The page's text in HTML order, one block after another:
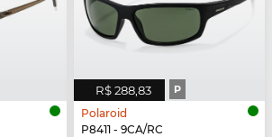
R$ 288,83 P
Polaroid
P8411 - 9CA/RC